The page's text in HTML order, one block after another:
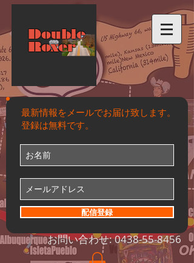
Double
Roxer
お問い合わせ:0438-55-8456
最新情報をメールでお届け致します。
登録は無料です。
配信登録